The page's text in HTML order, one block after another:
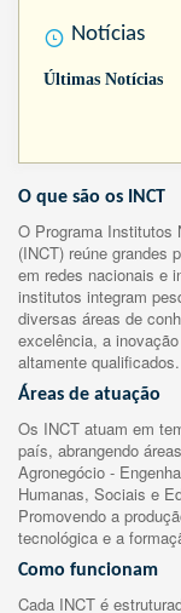
Notícias
Últimas Notícias
O que são os INCT
O Programa Institutos
(INCT) reúne grandes
em redes nacionais e
institutos integram
diversas áreas de
excelência, a
altamente qualificados.
Áreas de atuação
Os INCT atuam em
país, abrangendo
Agronegócio -
Humanas, Sociais e
Promovendo a
tecnológica e a
Como funcionam
Cada INCT é